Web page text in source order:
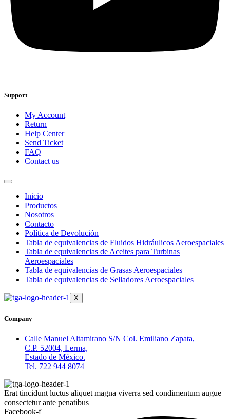
Support
My Account
Return
Help Center
Send Ticket
FAQ
Contact us
Inicio
Productos
Nosotros
Contacto
Política de Devolución
Tabla de equivalencias de Fluidos Hidráulicos Aeroespaciales
Tabla de equivalencias de Aceites para Turbinas
Aeroespaciales
Tabla de equivalencias de Grasas Aeroespaciales
Tabla de equivalencias de Selladores Aeroespaciales
X
Company
Calle Manuel Altamirano S/N Col. Emiliano Zapata,
C.P. 52004, Lerma,
Estado de México.
Tel. 722 944 8074
Erat tincidunt luctus aliquet magna viverra sed condimentum augue
consectetur ante penatibus
Facebook-f